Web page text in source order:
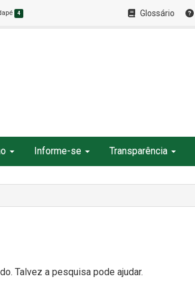
4 Glossário
Informe-se Transparência
Talvez a pesquisa pode ajudar.